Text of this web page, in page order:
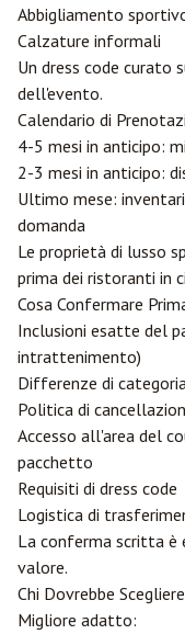
Abbigliamento
Calzature informali
Un dress code curato
dell'evento.
Calendario di
4-5 mesi in anticipo:
2-3 mesi in anticipo:
Ultimo mese:
domanda
Le proprietà di lusso
prima dei ristoranti in
Cosa Confermare
Inclusioni esatte del
intrattenimento)
Differenze di
Politica di
Accesso all'area del
pacchetto
Requisiti di dress code
Logistica di
La conferma scritta è
valore.
Chi Dovrebbe
Migliore adatto: